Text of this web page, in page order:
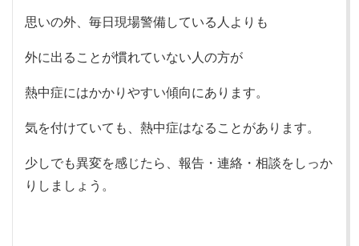
思いの外、毎日現場警備している人よりも
外に出ることが慣れていない人の方が
熱中症にはかかりやすい傾向にあります。
気を付けていても、熱中症はなることがあります。
少しでも異変を感じたら、報告・連絡・相談をしっか
りしましょう。